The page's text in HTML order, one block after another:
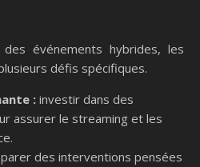
des événements hybrides, les
défis spécifiques.
: investir dans des
assurer le streaming et les
des interventions pensées